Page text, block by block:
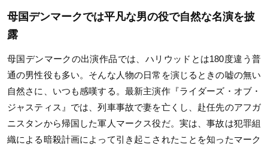
母国デンマークでは平凡な男の役で自然な名演を披
露
母国デンマークの出演作品では、ハリウッドとは180度違う普
通の男性役も多い。そんな人物の日常を演じるときの嘘の無い
自然さに、いつも感嘆する。最新主演作『ライダーズ・オブ・
ジャスティス』では、列車事故で妻を亡くし、赴任先のアフガ
ニスタンから帰国した軍人マークス役だ。実は、事故は犯罪組
織による暗殺計画によって引き起こされたことを知ったマーク